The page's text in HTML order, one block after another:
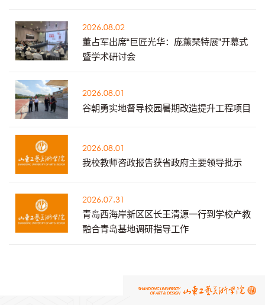
2026.08.02
董占军出席“巨匠光华：庞薰琹特展”开幕式
暨学术研讨会
2026.08.01
谷朝勇实地督导校园暑期改造提升工程项目
2026.08.01
我校教师咨政报告获省政府主要领导批示
2026.07.31
青岛西海岸新区区长王清源一行到学校产教
融合青岛基地调研指导工作